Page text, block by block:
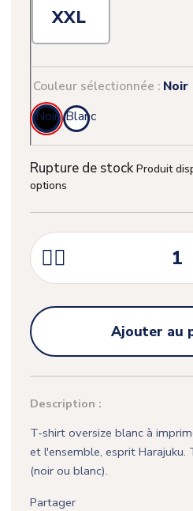
XXL
Couleur sélectionnée : Noir
Noir Blanc
Rupture de stock Produit
options

Ajouter au
Description :
T-shirt oversize blanc à
et l'ensemble, esprit
(noir ou blanc).
Partager